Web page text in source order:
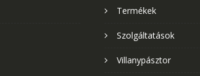
Termékek
Szolgáltatások
Villanypásztor